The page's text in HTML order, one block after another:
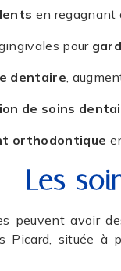
en regagnant
pour
dentaire,
de soins
orthodontique
Les
peuvent avoir
Picard, située à